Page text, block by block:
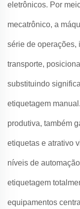
eletrônicos. Por
mecatrônico, a
série de operações,
transporte,
substituindo
etiquetagem
produtiva, também
etiquetas e atrativo
níveis de
etiquetagem
equipamentos